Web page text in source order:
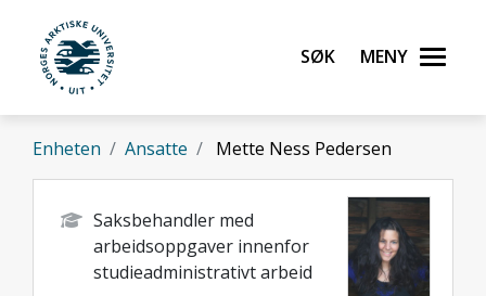
Gå til hovedinnhold
UiT Norges arktiske universitet
Søk Meny
Enheten Ansatte Mette Ness Pedersen
Saksbehandler med
arbeidsoppgaver innenfor
studieadministrativt arbeid